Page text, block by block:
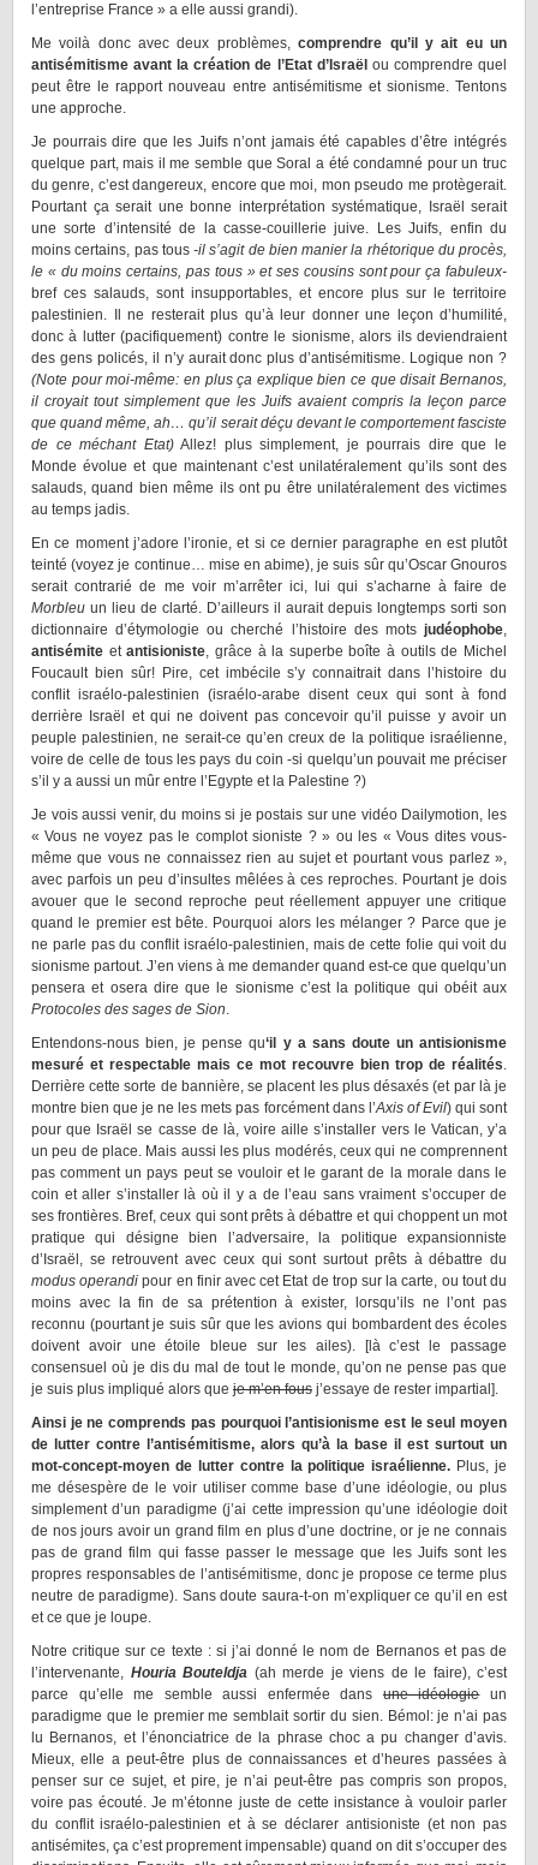
l’entreprise France » a elle aussi grandi).
Me voilà donc avec deux problèmes,comprendre qu’il y ait eu un
antisémitisme avant la création de l’Etat d’Israël ou comprendre quel
peut être le rapport nouveau entre antisémitisme et sionisme. Tentons
une approche.
Je pourrais dire que les Juifs n’ont jamais été capables d’être intégrés
quelque part, mais il me semble que Soral a été condamné pour un truc
du genre, c’est dangereux, encore que moi, mon pseudo me protègerait.
Pourtant ça serait une bonne interprétation systématique, Israël serait
une sorte d’intensité de la casse-couillerie juive. Les Juifs, enfin du
moins certains, pas tous -il s’agit de bien manier la rhétorique du procès,
le « du moins certains, pas tous » et ses cousins sont pour ça fabuleux-
bref ces salauds, sont insupportables, et encore plus sur le territoire
palestinien. Il ne resterait plus qu’à leur donner une leçon d’humilité,
donc à lutter (pacifiquement) contre le sionisme, alors ils deviendraient
des gens policés, il n’y aurait donc plus d’antisémitisme. Logique non ?
(Note pour moi-même: en plus ça explique bien ce que disait Bernanos,
il croyait tout simplement que les Juifs avaient compris la leçon parce
que quand même, ah… qu’il serait déçu devant le comportement fasciste
de ce méchant Etat)Allez! plus simplement, je pourrais dire que le
Monde évolue et que maintenant c’est unilatéralement qu’ils sont des
salauds, quand bien même ils ont pu être unilatéralement des victimes
au temps jadis.
En ce moment j’adore l’ironie, et si ce dernier paragraphe en est plutôt
teinté (voyez je continue… mise en abime), je suis sûr qu’Oscar Gnouros
serait contrarié de me voir m’arrêter ici, lui qui s’acharne à faire de
Morbleu un lieu de clarté. D’ailleurs il aurait depuis longtemps sorti son
dictionnaire d’étymologie ou cherché l’histoire des mots judéophobe,
antisémite etantisioniste, grâce à la superbe boîte à outils de Michel
Foucault bien sûr! Pire, cet imbécile s’y connaitrait dans l’histoire du
conflit israélo-palestinien (israélo-arabe disent ceux qui sont à fond
derrière Israël et qui ne doivent pas concevoir qu’il puisse y avoir un
peuple palestinien, ne serait-ce qu’en creux de la politique israélienne,
voire de celle de tous les pays du coin -si quelqu’un pouvait me préciser
s’il y a aussi un mûr entre l’Egypte et la Palestine ?)
Je vois aussi venir, du moins si je postais sur une vidéo Dailymotion, les
« Vous ne voyez pas le complot sioniste ? » ou les « Vous dites vous-
même que vous ne connaissez rien au sujet et pourtant vous parlez »,
avec parfois un peu d’insultes mêlées à ces reproches. Pourtant je dois
avouer que le second reproche peut réellement appuyer une critique
quand le premier est bête. Pourquoi alors les mélanger ? Parce que je
ne parle pas du conflit israélo-palestinien, mais de cette folie qui voit du
sionisme partout. J’en viens à me demander quand est-ce que quelqu’un
pensera et osera dire que le sionisme c’est la politique qui obéit aux
Protocoles des sages de Sion.
Entendons-nous bien, je pense qu‘il y a sans doute un antisionisme
mesuré et respectable mais ce mot recouvre bien trop de réalités.
Derrière cette sorte de bannière, se placent les plus désaxés (et par là je
montre bien que je ne les mets pas forcément dans l’Axis of Evil) qui sont
pour que Israël se casse de là, voire aille s’installer vers le Vatican, y’a
un peu de place. Mais aussi les plus modérés, ceux qui ne comprennent
pas comment un pays peut se vouloir et le garant de la morale dans le
coin et aller s’installer là où il y a de l’eau sans vraiment s’occuper de
ses frontières. Bref, ceux qui sont prêts à débattre et qui choppent un mot
pratique qui désigne bien l’adversaire, la politique expansionniste
d’Israël, se retrouvent avec ceux qui sont surtout prêts à débattre du
modus operandi pour en finir avec cet Etat de trop sur la carte, ou tout du
moins avec la fin de sa prétention à exister, lorsqu’ils ne l’ont pas
reconnu (pourtant je suis sûr que les avions qui bombardent des écoles
doivent avoir une étoile bleue sur les ailes). [là c’est le passage
consensuel où je dis du mal de tout le monde, qu’on ne pense pas que
je suis plus impliqué alors que je m’en fous j’essaye de rester impartial].
Ainsi je ne comprends pas pourquoi l’antisionisme est le seul moyen
de lutter contre l’antisémitisme, alors qu’à la base il est surtout un
mot-concept-moyen de lutter contre la politique israélienne. Plus, je
me désespère de le voir utiliser comme base d’une idéologie, ou plus
simplement d’un paradigme (j’ai cette impression qu’une idéologie doit
de nos jours avoir un grand film en plus d’une doctrine, or je ne connais
pas de grand film qui fasse passer le message que les Juifs sont les
propres responsables de l’antisémitisme, donc je propose ce terme plus
neutre de paradigme). Sans doute saura-t-on m’expliquer ce qu’il en est
et ce que je loupe.
Notre critique sur ce texte : si j’ai donné le nom de Bernanos et pas de
l’intervenante, Houria Bouteldja (ah merde je viens de le faire), c’est
parce qu’elle me semble aussi enfermée dans une idéologieun
paradigme que le premier me semblait sortir du sien. Bémol: je n’ai pas
lu Bernanos, et l’énonciatrice de la phrase choc a pu changer d’avis.
Mieux, elle a peut-être plus de connaissances et d’heures passées à
penser sur ce sujet, et pire, je n’ai peut-être pas compris son propos,
voire pas écouté. Je m’étonne juste de cette insistance à vouloir parler
du conflit israélo-palestinien et à se déclarer antisioniste (et non pas
antisémites, ça c’est proprement impensable) quand on dit s’occuper des